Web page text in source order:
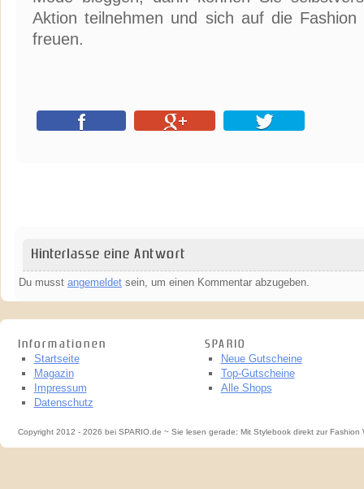
Aktion teilnehmen und sich auf die
freuen.
Hinterlasse eine Antwort
Du musst angemeldet sein, um einen Kommentar abzugeben.
Informationen
Startseite
Magazin
Impressum
Datenschutz
SPARIO
Neue Gutscheine
Top-Gutscheine
Alle Shops
Copyright 2012 - 2026 bei SPARIO.de ~ Sie lesen gerade: Mit Stylebook direkt zur Fashion